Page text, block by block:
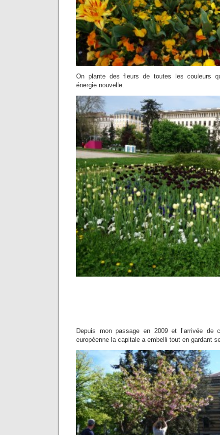
On plante des fleurs de toutes les couleurs
énergie nouvelle.
Depuis mon passage en 2009 et l’arrivée de
européenne la capitale a embelli tout en gardant